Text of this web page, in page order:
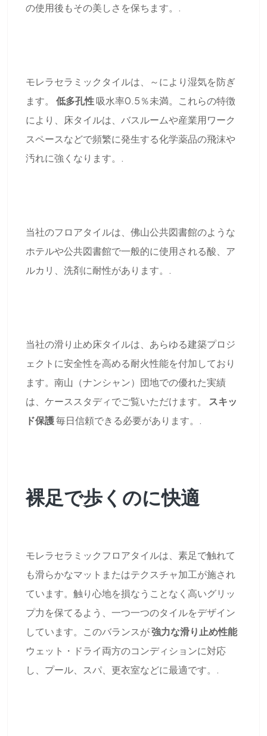
の使用後もその美しさを保ちます。.
モレラセラミックタイルは、～により湿気を防ぎ
ます。 低多孔性吸水率0.5％未満。これらの特徴
により、床タイルは、バスルームや産業用ワーク
スペースなどで頻繁に発生する化学薬品の飛沫や
汚れに強くなります。.
当社のフロアタイルは、佛山公共図書館のような
ホテルや公共図書館で一般的に使用される酸、ア
ルカリ、洗剤に耐性があります。.
当社の滑り止め床タイルは、あらゆる建築プロジ
ェクトに安全性を高める耐火性能を付加しており
ます。南山（ナンシャン）団地での優れた実績
は、ケーススタディでご覧いただけます。 スキッ
ド保護毎日信頼できる必要があります。.
裸足で歩くのに快適
モレラセラミックフロアタイルは、素足で触れて
も滑らかなマットまたはテクスチャ加工が施され
ています。触り心地を損なうことなく高いグリッ
プ力を保てるよう、一つ一つのタイルをデザイン
しています。このバランスが強力な滑り止め性能
ウェット・ドライ両方のコンディションに対応
し、プール、スパ、更衣室などに最適です。.